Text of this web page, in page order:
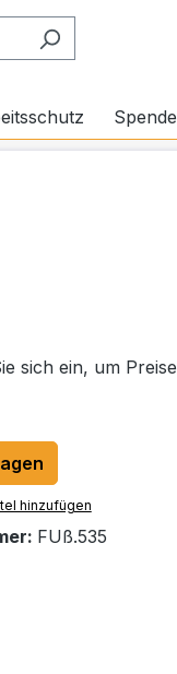
sich ein, um
hinzufügen
FUß.535